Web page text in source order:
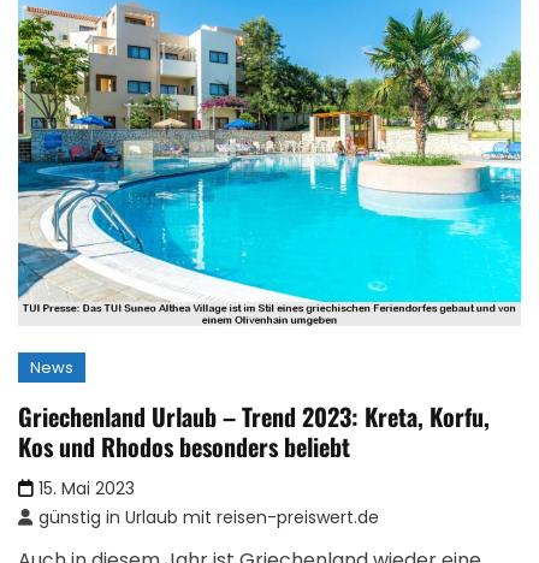
News
Griechenland Urlaub – Trend 2023: Kreta, Korfu,
Kos und Rhodos besonders beliebt
15. Mai 2023
günstig in Urlaub mit reisen-preiswert.de